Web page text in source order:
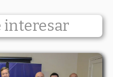
interesar